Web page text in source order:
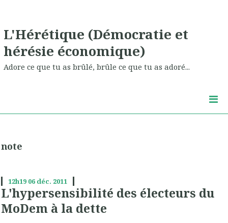
L'Hérétique (Démocratie et
hérésie économique)
Adore ce que tu as brûlé, brûle ce que tu as adoré...
note
12h19 06 déc. 2011
L'hypersensibilité des électeurs du
MoDem à la dette